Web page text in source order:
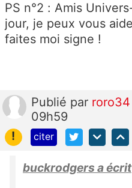
PS n°2 : Amis
jour, je peux vous
faites moi signe !
Publié par roro34
09h59
!
citer
buckrodgers a écrit